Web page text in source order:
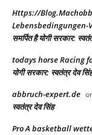
Https://
Lebensbedingungen-
समर्पित है योगी सरकार:
todays horse Racing
योगी सरकार: स्वतंत्र देव सिंह
abbruch-expert.de
स्वतंत्र देव सिंह
Pro A basketball